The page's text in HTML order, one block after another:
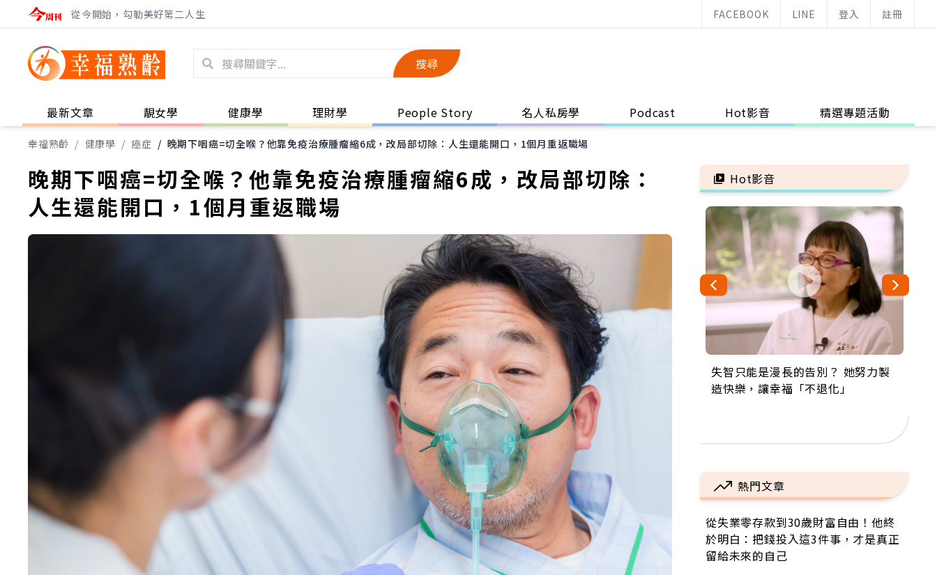
從今開始，勾勒美好第二人生 FACEBOOK LINE 登入 註冊
搜尋
最新文章 靚女學 健康學 理財學 People Story 名人私房學 Podcast Hot影音 精選專題活動
幸福熟齡 / 健康學 / 癌症 / 晚期下咽癌=切全喉？他靠免疫治療腫瘤縮6成，改局部切除：人生還能開口，1個月重返職場
晚期下咽癌=切全喉？他靠免疫治療腫瘤縮6成，改局部切除：
人生還能開口，1個月重返職場
Hot影音
失智只能是漫長的告別？ 她努力製
造快樂，讓幸福「不退化」
來自剛果的巧克力神父 為台灣奉獻
36年 「台灣是我的家，我連作夢都
63歲卸矽谷副總、搬回台灣找快
樂！「蛋黃哥小丑」走進安養院，
104歲打破金氏世界紀錄 成為全球
最年長羽球選手，分享長壽的秘密
事業巔峰他選擇追夢…黑手阿伯拉
小提琴還登上小巨蛋！連CNN都大
熱門文章
從失業零存款到30歲財富自由！他終
於明白：把錢投入這3件事，才是真正
留給未來的自己